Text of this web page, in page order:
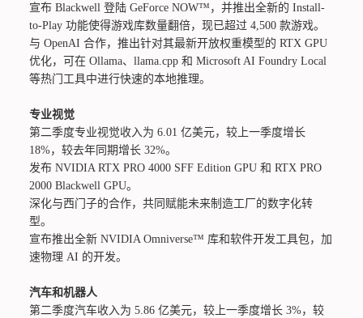
宣布 Blackwell 登陆 GeForce NOW™，并推出全新的 Install-
to-Play 功能使得游戏库数量翻倍，现已超过 4,500 款游戏。
与 OpenAI 合作，推出针对其最新开放权重模型的 RTX GPU
优化，可在 Ollama、llama.cpp 和 Microsoft AI Foundry Local
等热门工具中进行快速的本地推理。
专业视觉
第二季度专业视觉收入为 6.01 亿美元，较上一季度增长
18%，较去年同期增长 32%。
发布 NVIDIA RTX PRO 4000 SFF Edition GPU 和 RTX PRO
2000 Blackwell GPU。
深化与西门子的合作，共同赋能未来制造工厂的数字化转
型。
宣布推出全新 NVIDIA Omniverse™ 库和软件开发工具包，加
速物理 AI 的开发。
汽车和机器人
第二季度汽车收入为 5.86 亿美元，较上一季度增长 3%，较